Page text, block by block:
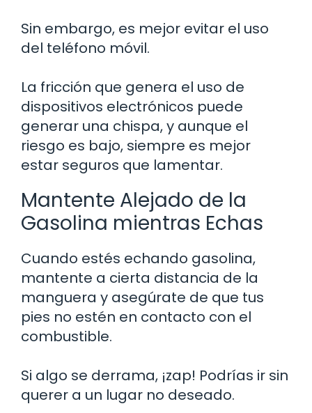
Sin embargo, es mejor evitar el uso
del teléfono móvil.
La fricción que genera el uso de
dispositivos electrónicos puede
generar una chispa, y aunque el
riesgo es bajo, siempre es mejor
estar seguros que lamentar.
Mantente Alejado de la
Gasolina mientras Echas
Cuando estés echando gasolina,
mantente a cierta distancia de la
manguera y asegúrate de que tus
pies no estén en contacto con el
combustible.
Si algo se derrama, ¡zap! Podrías ir sin
querer a un lugar no deseado.